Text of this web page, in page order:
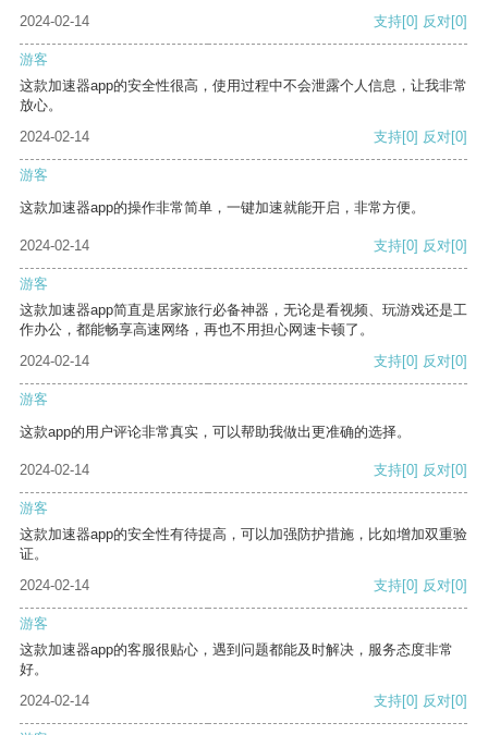
2024-02-14 支持[0] 反对[0]
游客
这款加速器app的安全性很高，使用过程中不会泄露个人信息，让我非常
放心。
2024-02-14
支持[0] 反对[0]
游客
这款加速器app的操作非常简单，一键加速就能开启，非常方便。
2024-02-14 支持[0] 反对[0]
游客
这款加速器app简直是居家旅行必备神器，无论是看视频、玩游戏还是工
作办公，都能畅享高速网络，再也不用担心网速卡顿了。
2024-02-14
支持[0] 反对[0]
游客
这款app的用户评论非常真实，可以帮助我做出更准确的选择。
2024-02-14 支持[0] 反对[0]
游客
这款加速器app的安全性有待提高，可以加强防护措施，比如增加双重验
证。
2024-02-14
支持[0] 反对[0]
游客
这款加速器app的客服很贴心，遇到问题都能及时解决，服务态度非常
好。
2024-02-14
支持[0] 反对[0]